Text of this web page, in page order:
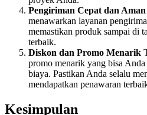
Pengiriman Cepat dan Aman
menawarkan layanan
memastikan produk sampai di
terbaik.
Diskon dan Promo Menarik
promo menarik yang bisa
biaya. Pastikan Anda selalu
mendapatkan penawaran
Kesimpulan